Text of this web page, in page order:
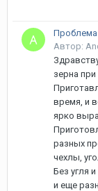
Проблема
Автор:
зерна
время, и
ярко
разных
чехлы,
Без угля
и еще